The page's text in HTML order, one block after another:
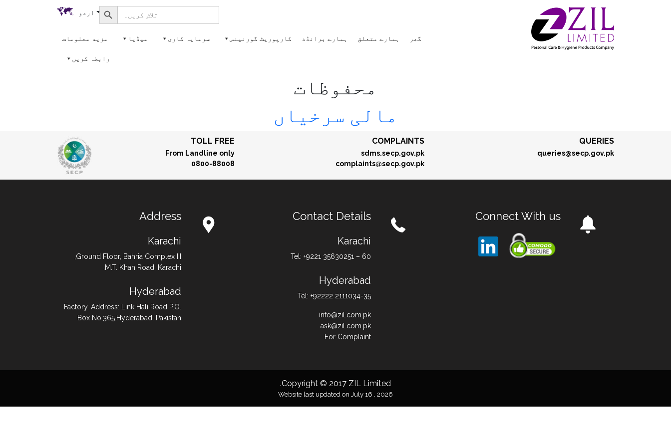
اردو
Search
Search Button
گھر ہمارے متعلق ہمارے برانڈذ کارپوریٹ گورنینس سرمایہ کاری میڈیا مزید معلومات
رابطہ کریں
محفوظات
مالی سرخیاں
TOLL FREE
From Landline only
0800-88008
COMPLAINTS
sdms.secp.gov.pk
complaints@secp.gov.pk
QUERIES
queries@secp.gov.pk
Address
Karachi
Ground Floor, Bahria Complex III,
M.T. Khan Road, Karachi.
Hyderabad
Factory. Address: Link Hali Road P.O.
Box No.365.Hyderabad, Pakistan
Contact Details
Karachi
Tel: +9221 35630251 – 60
Hyderabad
Tel: +92222 2111034-35
info@zil.com.pk
ask@zil.com.pk
For Complaint
Connect With us
Copyright © 2017 ZIL Limited.
Website last updated on July 16 , 2026